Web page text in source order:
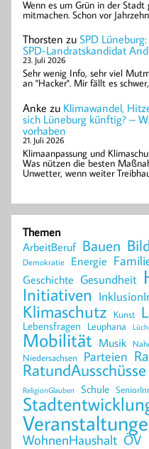
Wenn es um Grün in der
mitmachen. Schon vor
Thorsten zu SPD
SPD-Landratskandidat
23. Juli 2026
Sehr wenig Info, sehr viel
an "Hacker". Mir fällt es
Anke zu Klimawandel,
sich Lüneburg künftig? –
vorhaben
21. Juli 2026
Klimaanpassung und
Was nützen die besten
Unwetter, wenn weiter
Themen
ArbeitBeruf Bauen
Demokratie Energie
Geschichte Gesundheit
Initiativen
Klimaschutz Kunst
Lebensfragen Leuphana
Mobilität Musik
Niedersachsen Parteien
RatundAusschüsse
ReligionGlauben Schule
WohnenHaushalt ÖV